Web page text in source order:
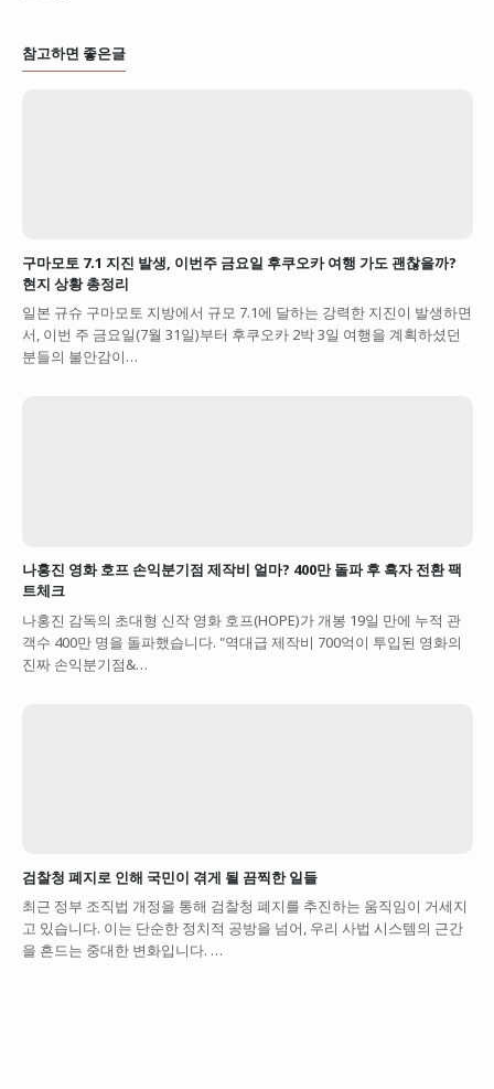
참고하면 좋은글
구마모토 7.1 지진 발생, 이번주 금요일 후쿠오카 여행 가도 괜찮을까?
현지 상황 총정리
일본 규슈 구마모토 지방에서 규모 7.1에 달하는 강력한 지진이 발생하면
서, 이번 주 금요일(7월 31일)부터 후쿠오카 2박 3일 여행을 계획하셨던
분들의 불안감이…
나홍진 영화 호프 손익분기점 제작비 얼마? 400만 돌파 후 흑자 전환 팩
트체크
나홍진 감독의 초대형 신작 영화 호프(HOPE)가 개봉 19일 만에 누적 관
객수 400만 명을 돌파했습니다. "역대급 제작비 700억이 투입된 영화의
진짜 손익분기점&…
검찰청 폐지로 인해 국민이 겪게 될 끔찍한 일들
최근 정부 조직법 개정을 통해 검찰청 폐지를 추진하는 움직임이 거세지
고 있습니다. 이는 단순한 정치적 공방을 넘어, 우리 사법 시스템의 근간
을 흔드는 중대한 변화입니다. …